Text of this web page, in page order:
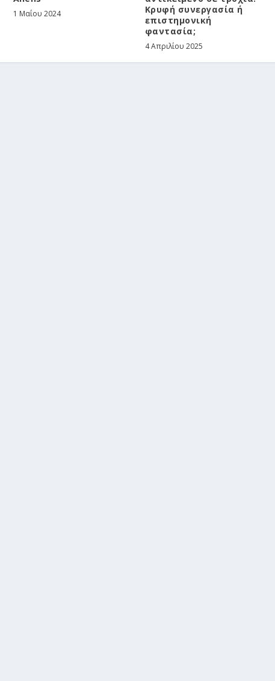
1 Μαΐου 2024
Κρυφή συνεργασία ή
επιστημονική
φαντασία;
4 Απριλίου 2025